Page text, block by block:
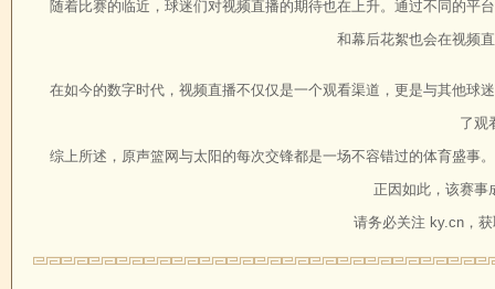
随着比赛的临近，球迷们对视频直播的期待也在上升。通过不同的平
和幕后花絮也会在视频
在如今的数字时代，视频直播不仅仅是一个观看渠道，更是与其他球
了观
综上所述，原声篮网与太阳的每次交锋都是一场不容错过的体育盛事
正因如此，该赛事
请务必关注 ky.cn，